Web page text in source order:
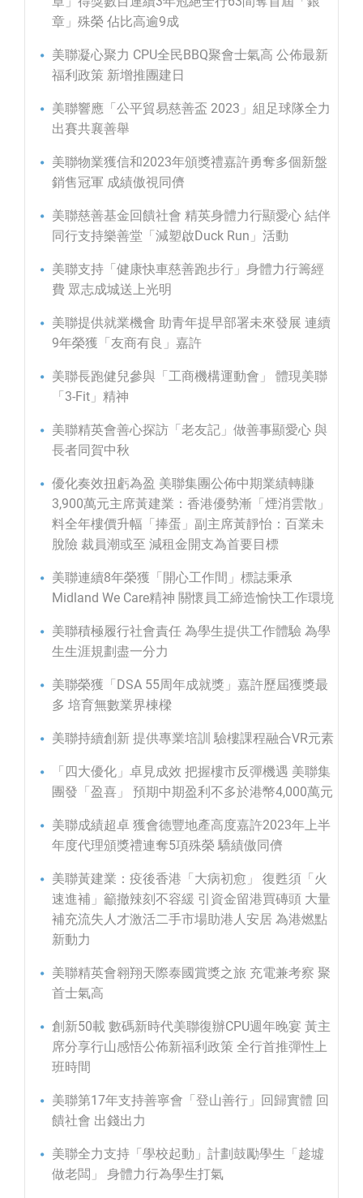
章」殊榮 佔比高逾9成
美聯凝心聚力 CPU全民BBQ聚會士氣高 公佈最新
福利政策 新增推團建日
美聯響應「公平貿易慈善盃 2023」組足球隊全力
出賽共襄善舉
美聯物業獲信和2023年頒獎禮嘉許勇奪多個新盤
銷售冠軍 成績傲視同儕
美聯慈善基金回饋社會 精英身體力行顯愛心 結伴
同行支持樂善堂「減塑啟Duck Run」活動
美聯支持「健康快車慈善跑步行」身體力行籌經
費 眾志成城送上光明
美聯提供就業機會 助青年提早部署未來發展 連續
9年榮獲「友商有良」嘉許
美聯長跑健兒參與「工商機構運動會」 體現美聯
「3-Fit」精神
美聯精英會善心探訪「老友記」做善事顯愛心 與
長者同賀中秋
優化奏效扭虧為盈 美聯集團公佈中期業績轉賺
3,900萬元主席黃建業：香港優勢漸「煙消雲散」
料全年樓價升幅「捧蛋」副主席黃靜怡：百業未
脫險 裁員潮或至 減租金開支為首要目標
美聯連續8年榮獲「開心工作間」標誌秉承
Midland We Care精神 關懷員工締造愉快工作環境
美聯積極履行社會責任 為學生提供工作體驗 為學
生生涯規劃盡一分力
美聯榮獲「DSA 55周年成就獎」嘉許歷屆獲獎最
多 培育無數業界棟樑
美聯持續創新 提供專業培訓 驗樓課程融合VR元素
「四大優化」卓見成效 把握樓市反彈機遇 美聯集
團發「盈喜」 預期中期盈利不多於港幣4,000萬元
美聯成績超卓 獲會德豐地產高度嘉許2023年上半
年度代理頒獎禮連奪5項殊榮 驕績傲同儕
美聯黃建業：疫後香港「大病初愈」 復甦須「火
速進補」籲撤辣刻不容緩 引資金留港買磚頭 大量
補充流失人才激活二手市場助港人安居 為港燃點
新動力
美聯精英會翱翔天際泰國賞獎之旅 充電兼考察 聚
首士氣高
創新50載 數碼新時代美聯復辦CPU週年晚宴 黃主
席分享行山感悟公佈新福利政策 全行首推彈性上
班時間
美聯第17年支持善寧會「登山善行」回歸實體 回
饋社會 出錢出力
美聯全力支持「學校起動」計劃鼓勵學生「趁墟
做老闆」 身體力行為學生打氣